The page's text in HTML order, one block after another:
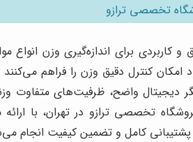
تخصصی ترازو
و کاربردی برای اندازه‌گیری وزن
امکان کنترل دقیق وزن را فراهم
دیجیتال واضح، ظرفیت‌های متفاوت
تخصصی ترازو در تهران، با
پشتیبانی کامل و تضمین کیفیت انجام